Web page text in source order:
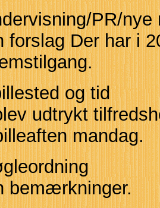
PR/
forslag Der har i
og tid
udtrykt
mandag.
bemærkninger.